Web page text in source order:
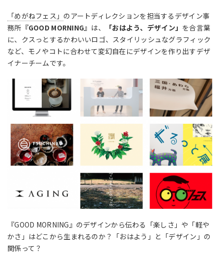
「めがねフェス」 のアートディレクションを担当するデザイン事
務所 『GOOD MORNING』 は、 「おはよう、デザイン」 を合言葉
に、クスっとするかわいいロゴ、スタイリッシュなグラフィック
など、モノやコトに合わせて変幻自在にデザインを作り出すデザ
イナーチームです。
『GOOD MORNING』のデザインから伝わる「楽しさ」や「軽や
かさ」はどこから生まれるのか？「おはよう」と「デザイン」の
関係って？